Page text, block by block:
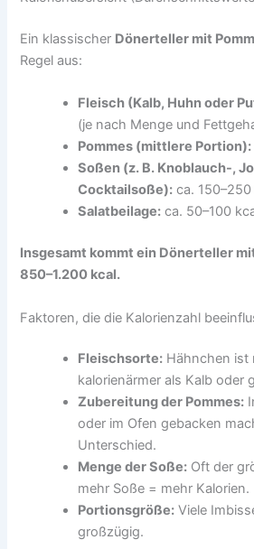
Ein klassischer Dönerteller mit
Regel aus:
Fleisch (Kalb, Huhn oder
(je nach Menge und
Pommes (mittlere Portion):
Soßen (z. B. Knoblauch-,
Cocktailsoße): ca. 150–250
Salatbeilage: ca. 50–100
Insgesamt kommt ein Dönerteller
850–1.200 kcal.
Faktoren, die die Kalorienzahl
Fleischsorte: Hähnchen ist
kalorienärmer als Kalb oder
Zubereitung der Pommes:
oder im Ofen gebacken
Unterschied.
Menge der Soße: Oft der
mehr Soße = mehr Kalorien.
Portionsgröße: Viele
großzügig.